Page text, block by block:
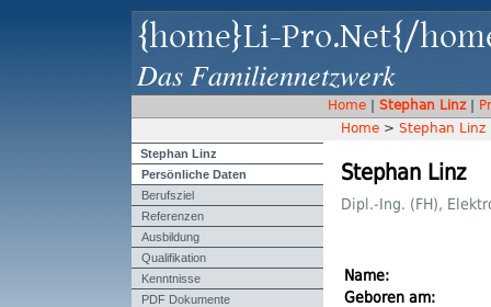
{home}Li-Pro.Net{/
Das Familiennetzwerk
Home| Stephan Linz|
Home > Stephan Linz
Stephan Linz
Persönliche Daten
Berufsziel
Referenzen
Ausbildung
Qualifikation
Kenntnisse
PDF Dokumente
Stephan Linz
Dipl.-Ing. (FH),
Name:
Geboren am: